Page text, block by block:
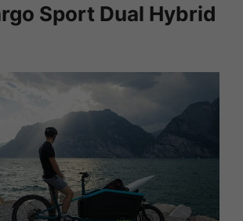
Sport Dual Hybrid